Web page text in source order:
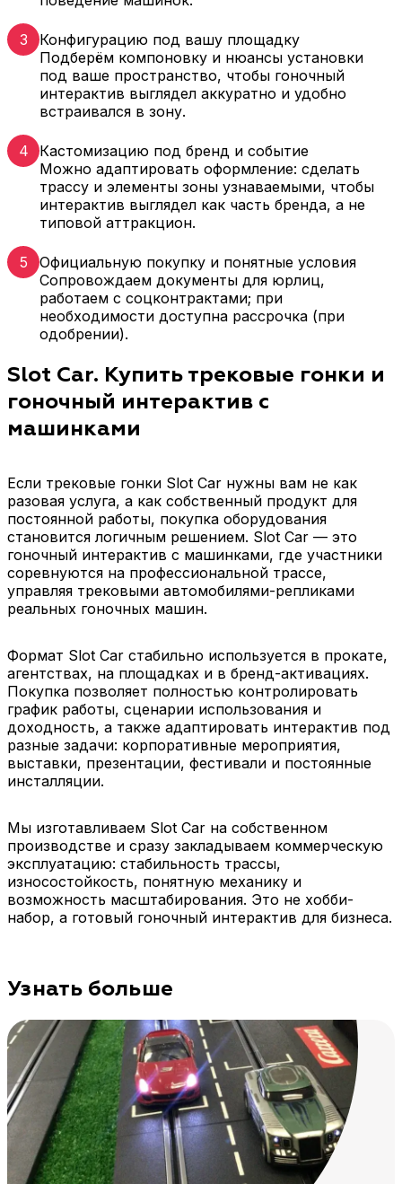
3
Конфигурацию под вашу площадку
Подберём компоновку и нюансы установки
под ваше пространство, чтобы гоночный
интерактив выглядел аккуратно и удобно
встраивался в зону.
4
Кастомизацию под бренд и событие
Можно адаптировать оформление: сделать
трассу и элементы зоны узнаваемыми, чтобы
интерактив выглядел как часть бренда, а не
типовой аттракцион.
5
Официальную покупку и понятные условия
Сопровождаем документы для юрлиц,
работаем с соцконтрактами; при
необходимости доступна рассрочка (при
одобрении).
Slot Car. Купить трековые гонки и
гоночный интерактив с
машинками
Если трековые гонки Slot Car нужны вам не как
разовая услуга, а как собственный продукт для
постоянной работы, покупка оборудования
становится логичным решением. Slot Car — это
гоночный интерактив с машинками, где участники
соревнуются на профессиональной трассе,
управляя трековыми автомобилями-репликами
реальных гоночных машин.
Формат Slot Car стабильно используется в прокате,
агентствах, на площадках и в бренд-активациях.
Покупка позволяет полностью контролировать
график работы, сценарии использования и
доходность, а также адаптировать интерактив под
разные задачи: корпоративные мероприятия,
выставки, презентации, фестивали и постоянные
инсталляции.
Мы изготавливаем Slot Car на собственном
производстве и сразу закладываем коммерческую
эксплуатацию: стабильность трассы,
износостойкость, понятную механику и
возможность масштабирования. Это не хобби-
набор, а готовый гоночный интерактив для бизнеса.
Узнать больше